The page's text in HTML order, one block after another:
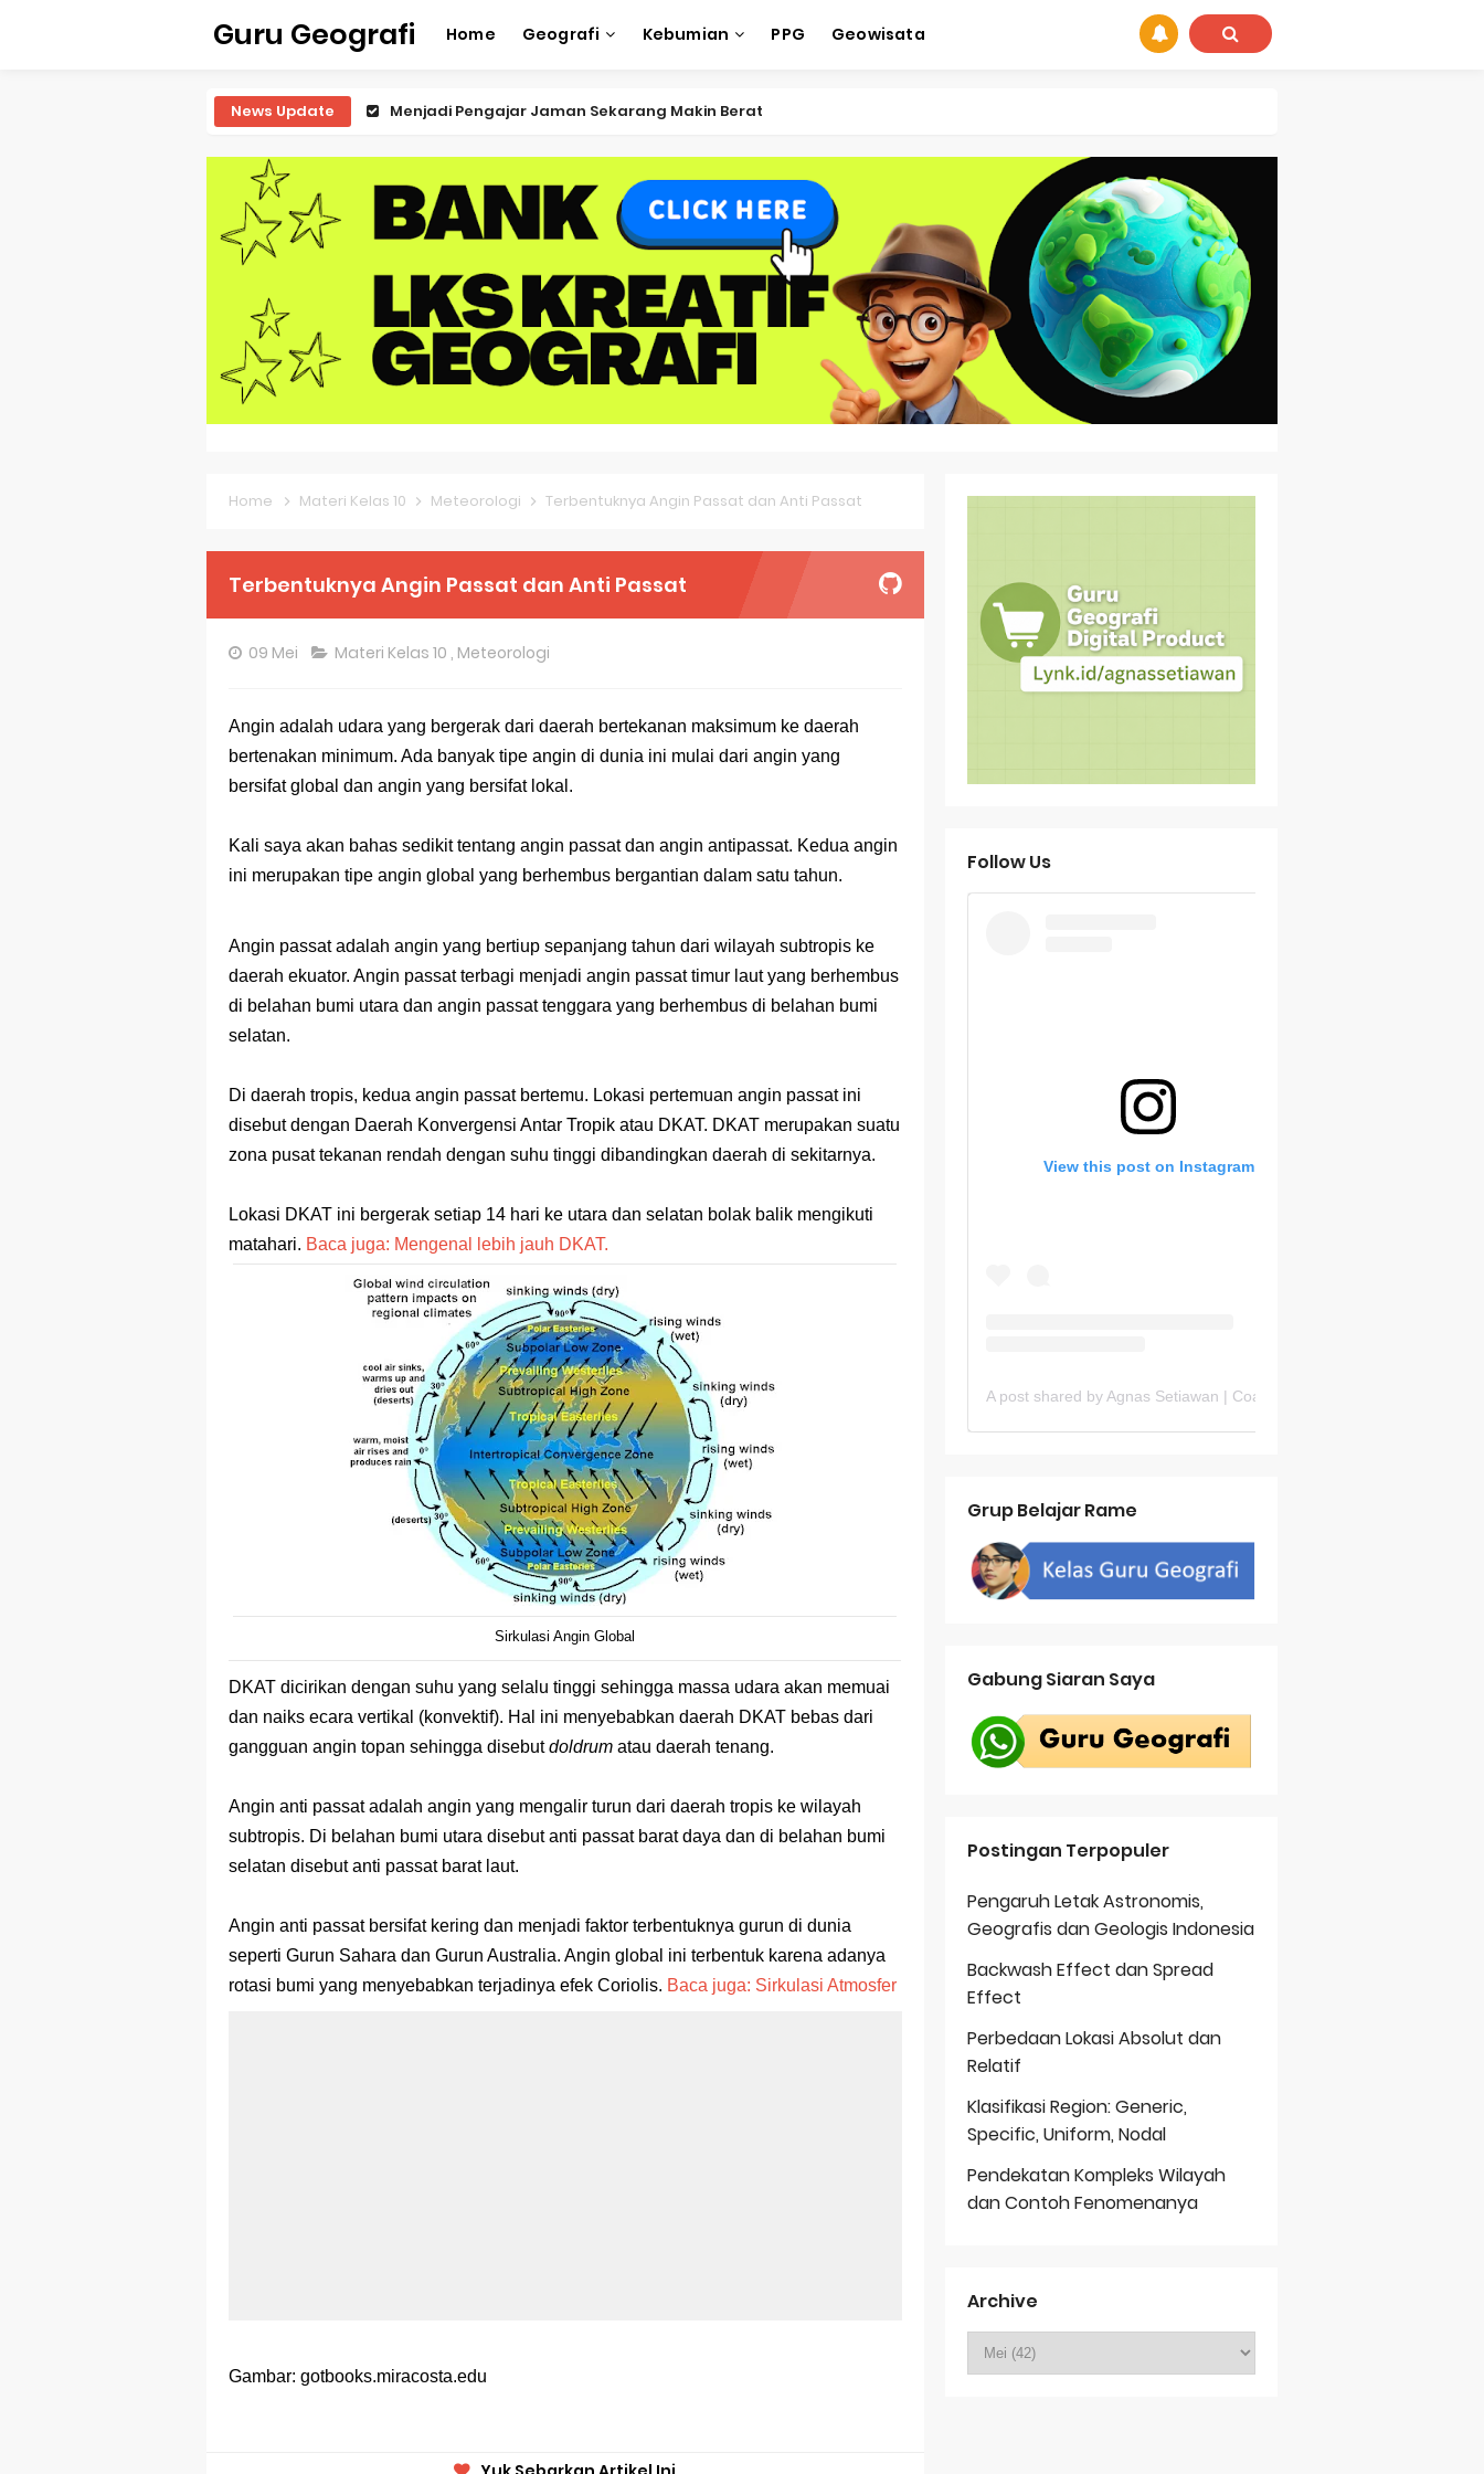
Guru Geografi Home Geografi Kebumian PPG Geowisata
News Update
Menjadi Pengajar Jaman Sekarang Makin Berat
Latihan Prediksi Soal OSK Geografi 2026 Part Geografi Pertanian
Latihan Prediksi Soal OSK Geografi 2026 Part Geografi Budaya
Latihan Prediksi Soal OSK Geografi 2026 Part Dinamika Kota
Pembahasan Soal OSN-K Geografi 2025 No 51-55
Pembahasan Soal OSN-K Geografi 2025 No 46-50
Pembahasan Soal OSN-K Geografi 2025 No 31-35
Pembahasan Soal OSN-K Geografi 2025 No 26-30
Pembahasan Soal OSN-K Geografi 2025 No 21-25
Pembahasan Soal OSN-K Geografi 2025 No 6-10
Pembahasan Soal OSN-K Geografi 2025 No 1-5
Bencana Banjir Bandang di Sumatra Salah Manusia
50 Latihan Prediksi Soal TKA Sosiologi 2025 + Kunci
Prediksi Soal TKA Geografi Topik Konsep Geografi + Kunci
STOP Belajar Geografi Pakai Cara Lama! 😤 TKA 2025 Beda Level. Kuasai 150 Bank Soal HOTS Sekarang!
Ebook Prediksi 150 Soal TKA Geografi 2025 + Kunci Jawaban
Home Materi Kelas 10 Meteorologi Terbentuknya Angin Passat dan Anti Passat
Terbentuknya Angin Passat dan Anti Passat
09 Mei Materi Kelas 10 , Meteorologi
Angin adalah udara yang bergerak dari daerah bertekanan maksimum ke daerah
bertenakan minimum. Ada banyak tipe angin di dunia ini mulai dari angin yang
bersifat global dan angin yang bersifat lokal.
Kali saya akan bahas sedikit tentang angin passat dan angin antipassat. Kedua angin
ini merupakan tipe angin global yang berhembus bergantian dalam satu tahun.
Angin passat adalah angin yang bertiup sepanjang tahun dari wilayah subtropis ke
daerah ekuator. Angin passat terbagi menjadi angin passat timur laut yang berhembus
di belahan bumi utara dan angin passat tenggara yang berhembus di belahan bumi
selatan.
Di daerah tropis, kedua angin passat bertemu. Lokasi pertemuan angin passat ini
disebut dengan Daerah Konvergensi Antar Tropik atau DKAT. DKAT merupakan suatu
zona pusat tekanan rendah dengan suhu tinggi dibandingkan daerah di sekitarnya.
Lokasi DKAT ini bergerak setiap 14 hari ke utara dan selatan bolak balik mengikuti
matahari. Baca juga: Mengenal lebih jauh DKAT.
Sirkulasi Angin Global
DKAT dicirikan dengan suhu yang selalu tinggi sehingga massa udara akan memuai
dan naiks ecara vertikal (konvektif). Hal ini menyebabkan daerah DKAT bebas dari
gangguan angin topan sehingga disebutdoldrum atau daerah tenang.
Angin anti passat adalah angin yang mengalir turun dari daerah tropis ke wilayah
subtropis. Di belahan bumi utara disebut anti passat barat daya dan di belahan bumi
selatan disebut anti passat barat laut.
Angin anti passat bersifat kering dan menjadi faktor terbentuknya gurun di dunia
seperti Gurun Sahara dan Gurun Australia. Angin global ini terbentuk karena adanya
rotasi bumi yang menyebabkan terjadinya efek Coriolis. Baca juga: Sirkulasi Atmosfer
Gambar: gotbooks.miracosta.edu
Follow Us
View this post on Instagram
Grup Belajar Rame
Gabung Siaran Saya
Postingan Terpopuler
Pengaruh Letak Astronomis,
Geografis dan Geologis Indonesia
Backwash Effect dan Spread
Effect
Perbedaan Lokasi Absolut dan
Relatif
Klasifikasi Region: Generic,
Specific, Uniform, Nodal
Pendekatan Kompleks Wilayah
dan Contoh Fenomenanya
Archive